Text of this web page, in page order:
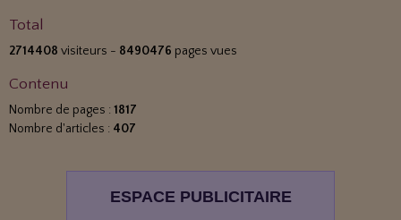
Total
2714408 visiteurs - 8490476 pages vues
Contenu
Nombre de pages : 1817
Nombre d'articles : 407
ESPACE PUBLICITAIRE